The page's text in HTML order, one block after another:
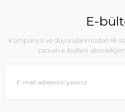
E-
Kampanya ve duyurularımızdan ilk
zaman e-bülten